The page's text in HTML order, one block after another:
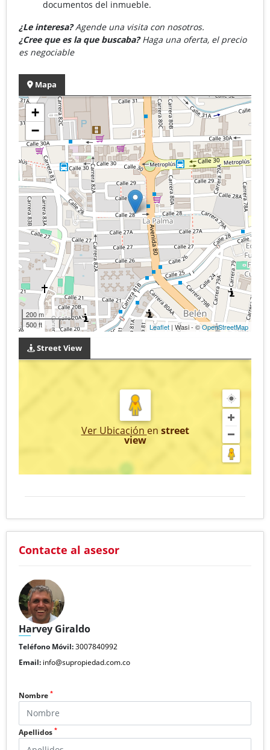
documentos del inmueble.
¿Le interesa?Agende una visita con nosotros.
¿Cree que es la que buscaba?Haga una oferta, el precio
es negociable
Mapa
+
−
200 m
500 ft
Leaflet | Wasi - ©OpenStreetMap
Street View
Ver Ubicación en street
view
Contacte al asesor
Harvey Giraldo
Teléfono Móvil:3007840992
Email: info@supropiedad.com.co
Nombre *
Apellidos *